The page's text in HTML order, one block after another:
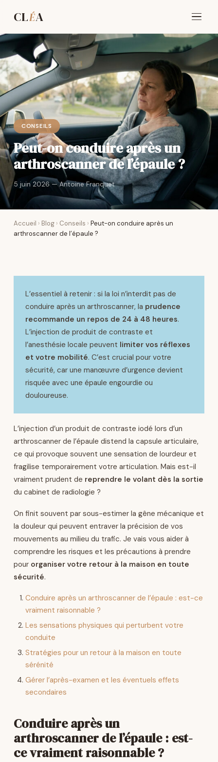
CLÉA
CONSEILS
Peut-on conduire après un
arthroscanner de l’épaule ?
5 juin 2026 — Antoine Franquet
Accueil › Blog › Conseils › Peut-on conduire après un
arthroscanner de l’épaule ?
L’essentiel à retenir : si la loi n’interdit pas de
conduire après un arthroscanner, la prudence
recommande un repos de 24 à 48 heures.
L’injection de produit de contraste et
l’anesthésie locale peuvent limiter vos réflexes
et votre mobilité. C’est crucial pour votre
sécurité, car une manœuvre d’urgence devient
risquée avec une épaule engourdie ou
douloureuse.
L’injection d’un produit de contraste iodé lors d’un
arthroscanner de l’épaule distend la capsule articulaire,
ce qui provoque souvent une sensation de lourdeur et
fragilise temporairement votre articulation. Mais est-il
vraiment prudent de reprendre le volant dès la sortie
du cabinet de radiologie ?
On finit souvent par sous-estimer la gêne mécanique et
la douleur qui peuvent entraver la précision de vos
mouvements au milieu du trafic. Je vais vous aider à
comprendre les risques et les précautions à prendre
pour organiser votre retour à la maison en toute
sécurité.
Conduire après un arthroscanner de l’épaule : est-ce
vraiment raisonnable ?
Les sensations physiques qui perturbent votre
conduite
Stratégies pour un retour à la maison en toute
sérénité
Gérer l’après-examen et les éventuels effets
secondaires
Conduire après un
arthroscanner de l’épaule : est-
ce vraiment raisonnable ?